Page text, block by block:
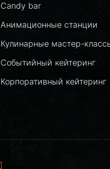
Candy bar
Анимационные станции
Кулинарные мастер-
Событийный кейтеринг
Корпоративный кейтеринг